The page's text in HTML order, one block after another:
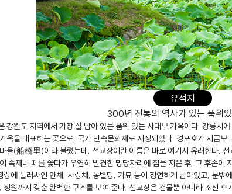
유적지
300년 전통의 역사가 있는 품위
강원도 지역에서 가장 잘 남아 있는 품위 있는 사대부 가옥이다. 강릉시
옥을 대표하는 곳으로, 국가 민속문화재로 지정되었다. 경포호가 지금
을(船橋里)이라 불렀는데, 선교장이란 이름은 바로 여기서 유래한다.
족제비 떼를 쫓다가 우연히 발견한 명당자리에 집을 지은 후, 그 후손
랑에 둘러싸인 안채, 사랑채, 동별당, 가묘 등이 정연하게 남아있고, 문밖
정원까지 갖춘 완벽한 구조를 보여 준다. 선교장은 건물뿐 아니라 조선